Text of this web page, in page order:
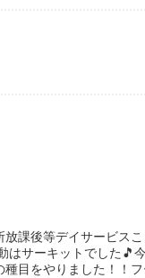
放課後等デイサービス
はサーキットでした🎵
目をやりました！！